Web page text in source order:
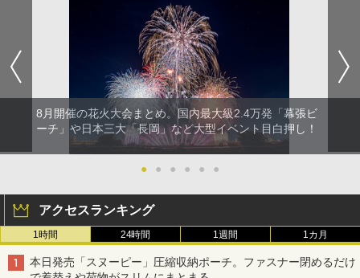
8月開催の花火大会まとめ。国内最大級2.4万発「幕張ビ
ーチ」や日本三大「長岡」など大型イベント目白押し！
● ● ● ● ● ●
アクセスランキング
1時間 24時間 1週間 1カ月
本日発売「スヌーピー」圧縮収納ポーチ。ファスナー閉めるだけ